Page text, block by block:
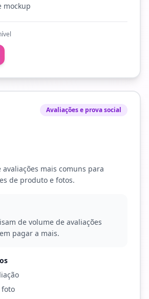
mockup
Avaliações e prova social
avaliações mais comuns para
de produto e fotos.
de volume de avaliações
pagar a mais.
foto